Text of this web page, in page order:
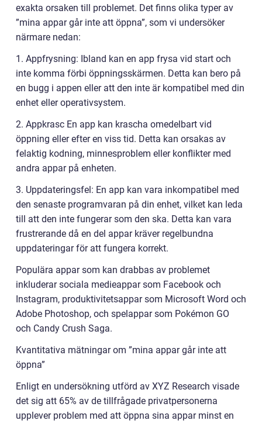
exakta orsaken till problemet. Det finns olika typer av
”mina appar går inte att öppna”, som vi undersöker
närmare nedan:
1. Appfrysning: Ibland kan en app frysa vid start och
inte komma förbi öppningsskärmen. Detta kan bero på
en bugg i appen eller att den inte är kompatibel med din
enhet eller operativsystem.
2. Appkrasc En app kan krascha omedelbart vid
öppning eller efter en viss tid. Detta kan orsakas av
felaktig kodning, minnesproblem eller konflikter med
andra appar på enheten.
3. Uppdateringsfel: En app kan vara inkompatibel med
den senaste programvaran på din enhet, vilket kan leda
till att den inte fungerar som den ska. Detta kan vara
frustrerande då en del appar kräver regelbundna
uppdateringar för att fungera korrekt.
Populära appar som kan drabbas av problemet
inkluderar sociala medieappar som Facebook och
Instagram, produktivitetsappar som Microsoft Word och
Adobe Photoshop, och spelappar som Pokémon GO
och Candy Crush Saga.
Kvantitativa mätningar om ”mina appar går inte att
öppna”
Enligt en undersökning utförd av XYZ Research visade
det sig att 65% av de tillfrågade privatpersonerna
upplever problem med att öppna sina appar minst en